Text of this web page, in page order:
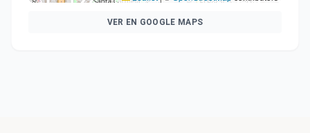
VER EN GOOGLE MAPS